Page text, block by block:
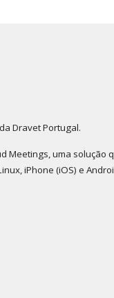
Dravet Portugal.
uma solução
iPhone (iOS) e